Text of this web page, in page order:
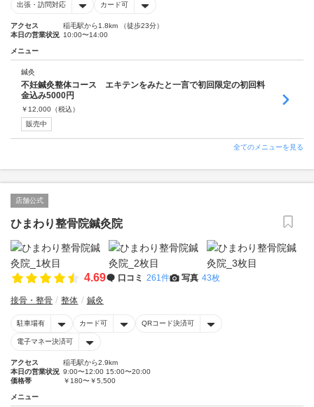
出張・訪問対応 カード可
アクセス
稲毛駅から1.8km （徒歩23分）
本日の営業状況 10:00〜14:00
メニュー
鍼灸
不妊鍼灸整体コース エキテンをみたと一言で初回限定の初回料
金込み5000円
￥ 12,000 （税込）
販売中
全てのメニューを見る
店舗公式
ひまわり整骨院鍼灸院
4.69 口コミ 261件 写真 43枚
接骨・整骨 整体 鍼灸
駐車場有 カード可 QRコード決済可
電子マネー決済可
アクセス
稲毛駅から2.9km
本日の営業状況 9:00〜12:00 15:00〜20:00
価格帯
￥180〜￥5,500
メニュー